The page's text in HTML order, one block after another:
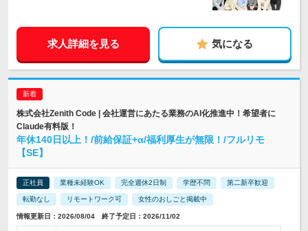
求人詳細を見る 気になる
株式会社Zenith Code | 会社運営にあたる業務のAI化推進中！希望者に
Claude有料版！
年休140日以上！/前給保証+α/福利厚生が無限！/フルリモ
【SE】
正社員 業種未経験OK 完全週休2日制 学歴不問 第二新卒歓迎
転勤なし リモートワーク可 女性のおしごと掲載中
情報更新日：2026/08/04 終了予定日：2026/11/02